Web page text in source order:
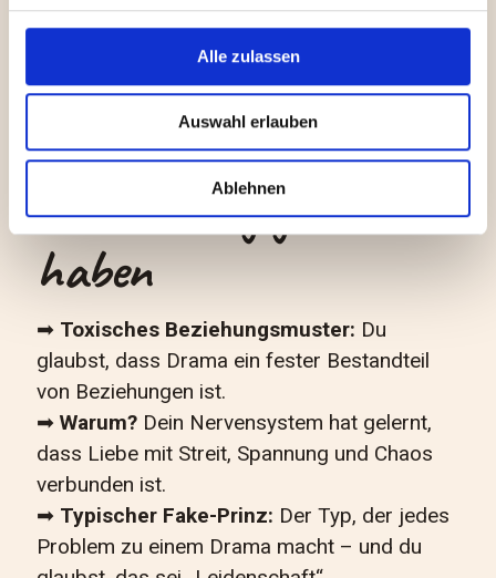
Alle zulassen
Auswahl erlauben
Ablehnen
Erkenntnis:
„Ich kann stark UND geliebt sein – ich
6. Wenn deine Eltern
sich ständig gestritten
haben
➡ Toxisches Beziehungsmuster: Du
glaubst, dass Drama ein fester Bestandteil
von Beziehungen ist.
➡ Warum? Dein Nervensystem hat gelernt,
dass Liebe mit Streit, Spannung und Chaos
verbunden ist.
➡ Typischer Fake-Prinz: Der Typ, der jedes
Problem zu einem Drama macht – und du